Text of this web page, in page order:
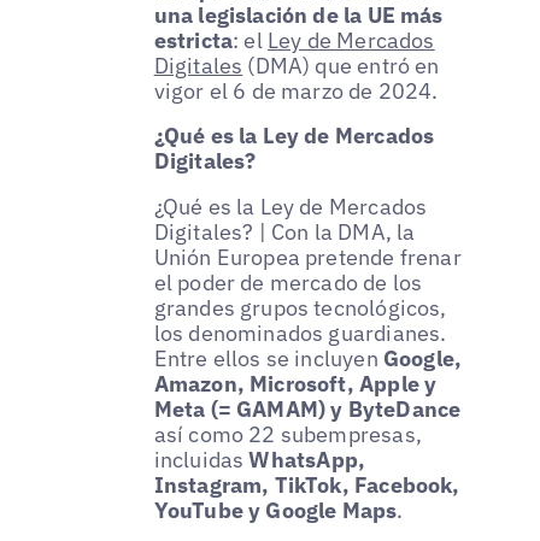
una legislación de la UE más
estricta: el Ley de Mercados
Digitales (DMA) que entró en
vigor el 6 de marzo de 2024.
¿Qué es la Ley de Mercados
Digitales?
¿Qué es la Ley de Mercados
Digitales? | Con la DMA, la
Unión Europea pretende frenar
el poder de mercado de los
grandes grupos tecnológicos,
los denominados guardianes.
Entre ellos se incluyen Google,
Amazon, Microsoft, Apple y
Meta (= GAMAM) y ByteDance
así como 22 subempresas,
incluidasWhatsApp,
Instagram, TikTok, Facebook,
YouTube y Google Maps.